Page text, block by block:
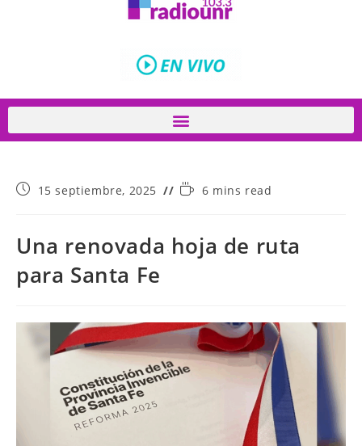
15 septiembre, 2025 6 mins read
Una renovada hoja de ruta
para Santa Fe